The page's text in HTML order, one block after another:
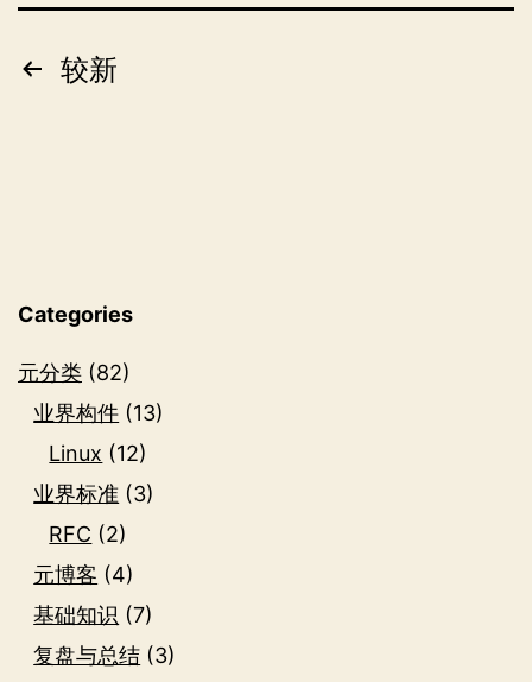
零
二
文 较新
Categories
元分类 (82)
业界构件 (13)
Linux (12)
业界标准 (3)
RFC (2)
元博客 (4)
基础知识 (7)
复盘与总结 (3)